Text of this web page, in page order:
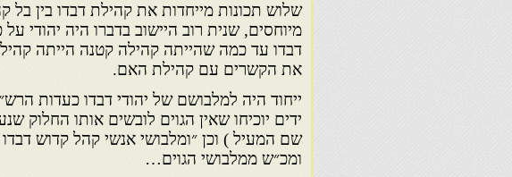
שלוש תכונות מייחדות את קהילת דבדו בין בל
מיוחסים, שנית רוב היישוב בדברו היה יהודי
דבדו עד כמה שהייתה קהילה קטנה הייתה
את הקשרים עם קהילת האם.
ייחוד היה למלבושם של יהודי דבדו כעדות
ידים יוכיחו שאין הגוים לובשים אותו החלוק
שם המעיל ) וכן ״ומלבושי אנשי קהל קדוש
ומכ״ש ממלבושי הגוים…